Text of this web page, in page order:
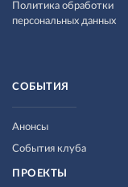
Политика обработки
персональных данных
СОБЫТИЯ
Анонсы
События клуба
ПРОЕКТЫ